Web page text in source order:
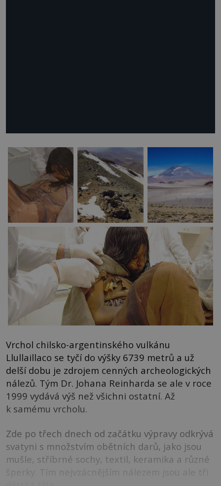
Vrchol chilsko-argentinského vulkánu
Llullaillaco se tyčí do výšky 6739 metrů a už
delší dobu je zdrojem cenných archeologických
nálezů. Tým Dr. Johana Reinharda se ale v roce
1999 vydává výš než všichni ostatní. Až
k samému vrcholu.
Zde po třech dnech od začátku výpravy odkrývá
svatyni s množstvím obětních darů, jako jsou
mušle, stříbrné sochy, textil, keramika a různé
šperky. Tím nejvzácnějším nálezem jsou ale tři